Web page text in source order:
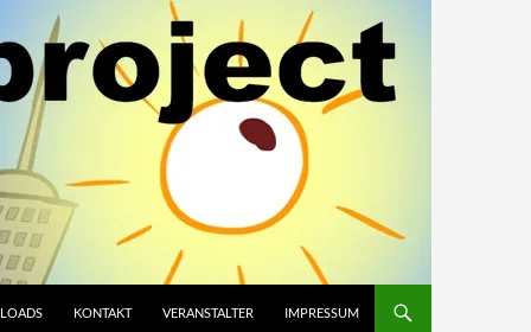
KONTAKT VERANSTALTER IMPRESSUM